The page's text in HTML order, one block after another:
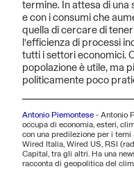
termine. In attesa di una
e con i consumi che
quella di cercare di
l’efficienza di processi
tutti i settori economici.
popolazione è utile, ma
politicamente poco
Antonio Piemontese - Antonio
occupa di economia, esteri,
con una predilezione per i temi
Wired Italia, Wired US, RSI
Capital, tra gli altri. Ha una
racconta di geopolitica del